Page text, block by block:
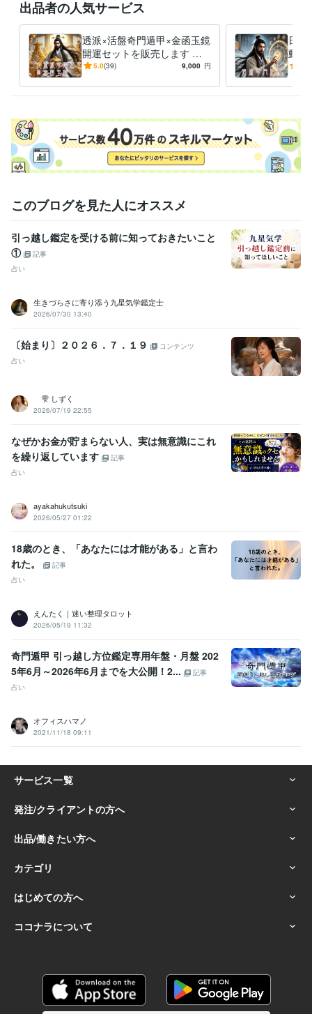
出品者の人気サービス
透派×活盤奇門遁甲×金函玉鏡
開運セットを販売します 三
大方位術6ヵ月分のデータを
5.0(39) 9,000 円
日帰
動で
奇門
このブログを見た人にオススメ
引っ越し鑑定を受ける前に知っておきたいこと
①
記事
占い
生きづらさに寄り添う九星気学鑑定士
2026/07/30 13:40
〔始まり〕２０２６．７．１９
コンテンツ
占い
雫 しずく
2026/07/19 22:55
なぜかお金が貯まらない人、実は無意識にこれ
を繰り返しています
記事
占い
ayakahukutsuki
2026/05/27 01:22
18歳のとき、「あなたには才能がある」と言わ
れた。
記事
占い
えんたく｜迷い整理タロット
2026/05/19 11:32
奇門遁甲 引っ越し方位鑑定専用年盤・月盤 202
5年6月～2026年6月までを大公開！2...
記事
占い
オフィスハマノ
2021/11/18 09:11